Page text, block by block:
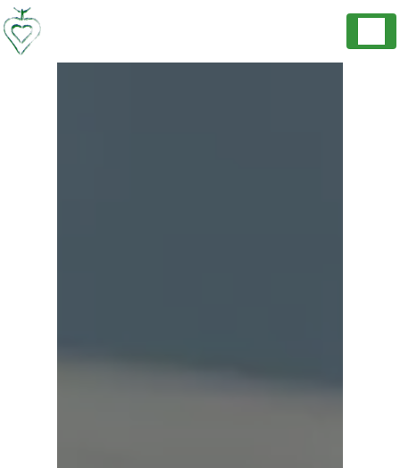
Panneau de gestion des cookies